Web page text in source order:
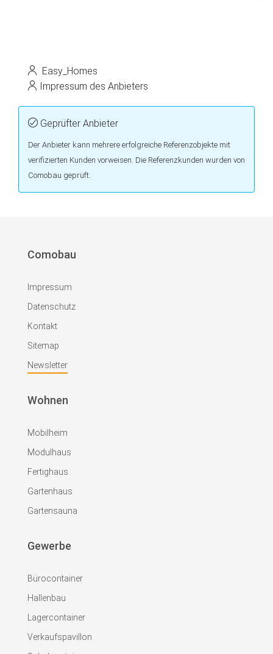
Easy_Homes
Impressum des Anbieters
Geprüfter Anbieter
Der Anbieter kann mehrere erfolgreiche Referenzobjekte mit
verifizierten Kunden vorweisen. Die Referenzkunden wurden von
Comobau geprüft.
Comobau
Impressum
Datenschutz
Kontakt
Sitemap
Newsletter
Wohnen
Mobilheim
Modulhaus
Fertighaus
Gartenhaus
Gartensauna
Gewerbe
Bürocontainer
Hallenbau
Lagercontainer
Verkaufspavillon